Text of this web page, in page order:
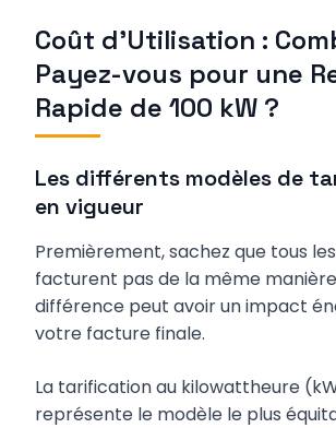
Coût d'Utilisation :
Payez-vous pour une
Rapide de 100 kW ?
Les différents modèles de
en vigueur
Premièrement, sachez que tous
facturent pas de la même
différence peut avoir un impact
votre facture finale.
La tarification au kilowattheure
représente le modèle le plus